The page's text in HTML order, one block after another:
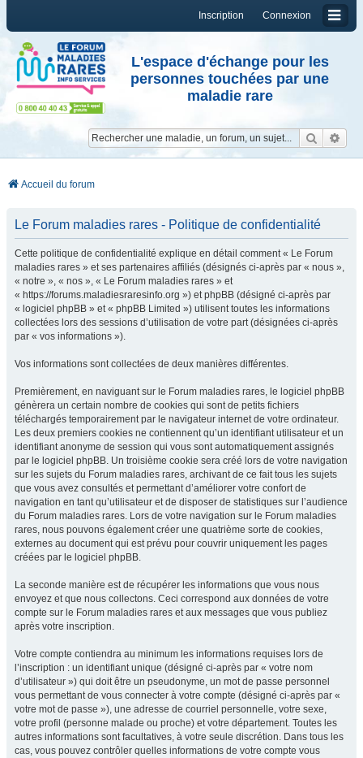
Connexion
Inscription
L'espace d'échange pour les
personnes touchées par une
maladie rare
Accueil du forum
Le Forum maladies rares - Politique de confidentialité
Cette politique de confidentialité explique en détail comment « Le Forum
maladies rares » et ses partenaires affiliés (désignés ci-après par « nous »,
« notre », « nos », « Le Forum maladies rares » et
« https://forums.maladiesraresinfo.org ») et phpBB (désigné ci-après par
« logiciel phpBB » et « phpBB Limited ») utilisent toutes les informations
collectées lors des sessions d’utilisation de votre part (désignées ci-après
par « vos informations »).
Vos informations sont collectées de deux manières différentes.
Premièrement, en naviguant sur le Forum maladies rares, le logiciel phpBB
génèrera un certain nombre de cookies qui sont de petits fichiers
téléchargés temporairement par le navigateur internet de votre ordinateur.
Les deux premiers cookies ne contiennent qu’un identifiant utilisateur et un
identifiant anonyme de session qui vous sont automatiquement assignés
par le logiciel phpBB. Un troisième cookie sera créé lors de votre navigation
sur les sujets du Forum maladies rares, archivant de ce fait tous les sujets
que vous avez consultés et permettant d’améliorer votre confort de
navigation en tant qu’utilisateur et de disposer de statistiques sur l’audience
du Forum maladies rares. Lors de votre navigation sur le Forum maladies
rares, nous pouvons également créer une quatrième sorte de cookies,
externes au document qui est prévu pour couvrir uniquement les pages
créées par le logiciel phpBB.
La seconde manière est de récupérer les informations que vous nous
envoyez et que nous collectons. Ceci correspond aux données de votre
compte sur le Forum maladies rares et aux messages que vous publiez
après votre inscription.
Votre compte contiendra au minimum les informations requises lors de
l’inscription : un identifiant unique (désigné ci-après par « votre nom
d’utilisateur ») qui doit être un pseudonyme, un mot de passe personnel
vous permettant de vous connecter à votre compte (désigné ci-après par «
votre mot de passe »), une adresse de courriel personnelle, votre sexe,
votre profil (personne malade ou proche) et votre département. Toutes les
autres informations sont facultatives, à votre seule discrétion. Dans tous les
cas, vous pouvez contrôler quelles informations de votre compte vous